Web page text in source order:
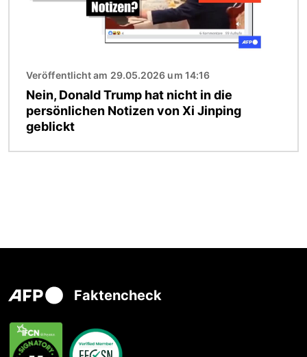
Veröffentlicht am 29.05.2026 um 14:16
Nein, Donald Trump hat nicht in die
persönlichen Notizen von Xi Jinping
geblickt
Faktencheck